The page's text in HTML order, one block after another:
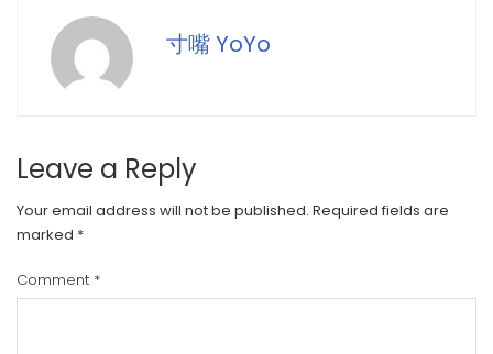
寸嘴 YoYo
Leave a Reply
Your email address will not be published. Required fields are
marked *
Comment *